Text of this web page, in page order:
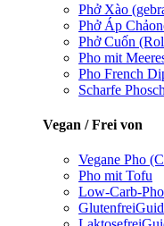
Phở Xào
Phở Áp Chảo
Phở Cuốn
Pho mit
Pho French
Scharfe Pho
Vegan / Frei von
Vegane Pho
Pho mit Tofu
Low-Carb-Pho
Glutenfrei